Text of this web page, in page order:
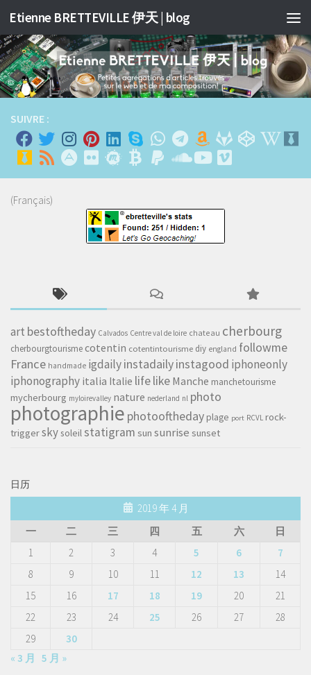
跳至内容
Etienne BRETTEVILLE 伊天 | blog
SUIVRE :
(Français)
art bestoftheday Calvados Centre val de loire chateau cherbourg
cherbourgtourismecotentin cotentintourisme diy england followme
France handmade igdailyinstadailyinstagood iphoneonly
iphonography italia Italie lifelike Manche manchetourisme
mycherbourg myloirevalley nature nederland nl photo
photographie photooftheday plage port RCVL rock-
triggerskysoleilstatigram sun sunrise sunset
日历
2019 年 4 月
一
二 三 四 五 六
日
1
2 3 4 5 6
7
8
9 10 11 12 13
14
15
16 17 18 19 20
21
22
23 24 25 26 27
28
29
30
« 3 月
5 月 »